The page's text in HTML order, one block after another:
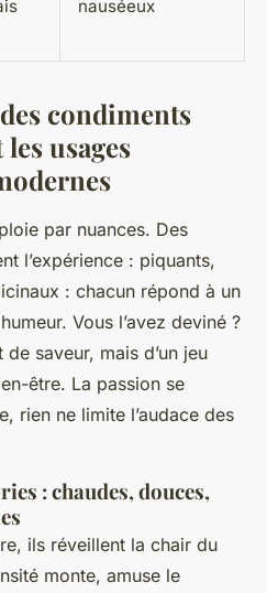
nauséeux
condiments
usages
par nuances. Des
l’expérience : piquants,
: chacun répond à un
Vous l’avez deviné ?
de saveur, mais d’un jeu
être. La passion se
rien ne limite l’audace des
: chaudes, douces,
ils réveillent la chair du
monte, amuse le